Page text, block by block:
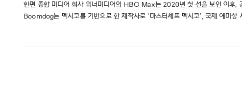
한편 종합 미디어 회사 워너미디어의 HBO Max는 2020년 첫 선을 보인 이후,
Boomdog는 멕시코를 기반으로 한 제작사로 ‘마스터셰프 멕시코’, 국제 에미